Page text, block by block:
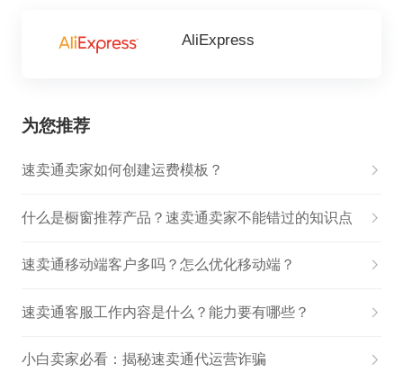
AliExpress
为您推荐
速卖通卖家如何创建运费模板？
什么是橱窗推荐产品？速卖通卖家不能错过的知识点
速卖通移动端客户多吗？怎么优化移动端？
速卖通客服工作内容是什么？能力要有哪些？
小白卖家必看：揭秘速卖通代运营诈骗